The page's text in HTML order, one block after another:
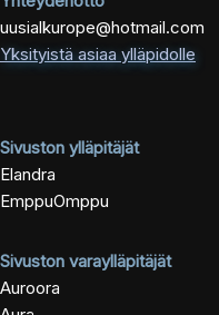
uusialkurope@hotmail.com
Yksityistä asiaa ylläpidolle
Sivuston ylläpitäjät
Elandra
EmppuOmppu
Sivuston varaylläpitäjät
Auroora